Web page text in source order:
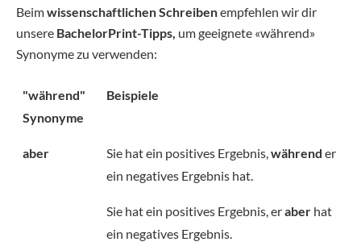
Beimwissenschaftlichen Schreibenempfehlen wir dir
unsere BachelorPrint-Tipps, um geeignete «während»
Synonyme zu verwenden:
"während"
Synonyme
Beispiele
aber Sie hat ein positives Ergebnis,während er
ein negatives Ergebnis hat.
Sie hat ein positives Ergebnis, eraber hat
ein negatives Ergebnis.